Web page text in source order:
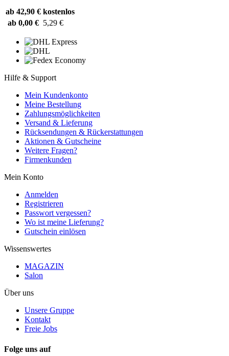
ab 42,90 € kostenlos
ab 0,00 € 5,29 €
Hilfe & Support
Mein Kundenkonto
Meine Bestellung
Zahlungsmöglichkeiten
Versand & Lieferung
Rücksendungen & Rückerstattungen
Aktionen & Gutscheine
Weitere Fragen?
Firmenkunden
Mein Konto
Anmelden
Registrieren
Passwort vergessen?
Wo ist meine Lieferung?
Gutschein einlösen
Wissenswertes
MAGAZIN
Salon
Über uns
Unsere Gruppe
Kontakt
Freie Jobs
Folge uns auf